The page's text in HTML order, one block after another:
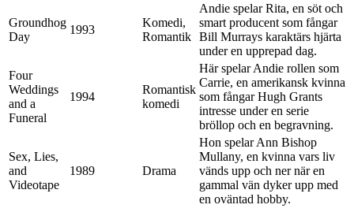
Groundhog
Day
1993
Komedi,
Romantik
Andie spelar Rita, en söt och
smart producent som fångar
Bill Murrays karaktärs hjärta
under en upprepad dag.
Four
Weddings
and a
Funeral
1994
Romantisk
komedi
Här spelar Andie rollen som
Carrie, en amerikansk kvinna
som fångar Hugh Grants
intresse under en serie
bröllop och en begravning.
Sex, Lies,
and
Videotape
1989 Drama
Hon spelar Ann Bishop
Mullany, en kvinna vars liv
vänds upp och ner när en
gammal vän dyker upp med
en oväntad hobby.